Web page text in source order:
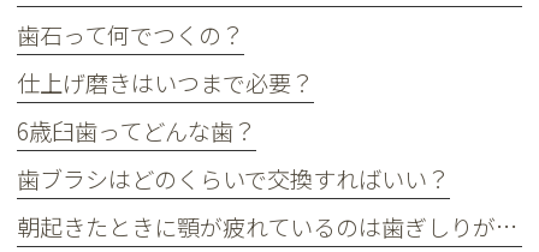
歯石って何でつくの？
仕上げ磨きはいつまで必要？
6歳臼歯ってどんな歯？
歯ブラシはどのくらいで交換すればいい？
朝起きたときに顎が疲れているのは歯ぎしりが原因？